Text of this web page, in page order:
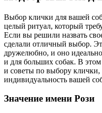
Выбор клички для вашей
целый ритуал, который
Если вы решили назвать
сделали отличный выбор.
дружелюбно, и оно
и для больших собак. В
и советы по выбору клички,
индивидуальность вашей
Значение имени Рози